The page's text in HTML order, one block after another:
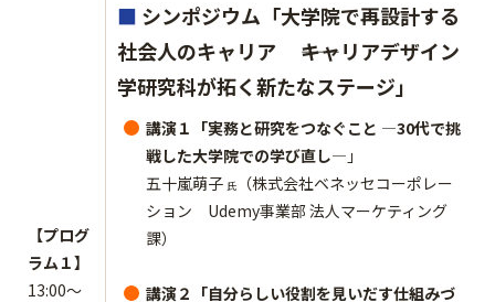
【プログ
ラム１】
13:00～
■ シンポジウム「大学院で再設計する
社会人のキャリア ――キャリアデザイン
学研究科が拓く新たなステージ」
講演１「実務と研究をつなぐこと ―30代で挑
戦した大学院での学び直し― 」
五十嵐萌子 氏
（株式会社ベネッセコーポレー
ション Udemy事業部 法人マーケティング
課）
講演２「自分らしい役割を見いだす仕組みづ